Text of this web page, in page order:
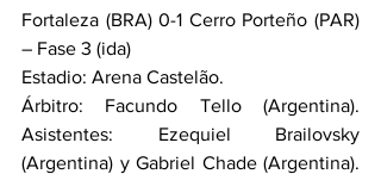
Fortaleza (BRA) 0-1 Cerro Porteño (PAR)
– Fase 3 (ida)
Estadio: Arena Castelão.
Árbitro: Facundo Tello (Argentina).
Asistentes: Ezequiel Brailovsky
(Argentina) y Gabriel Chade (Argentina).